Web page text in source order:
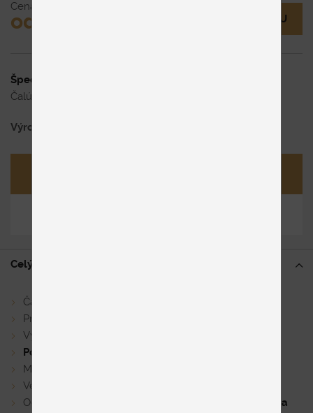
Cena
od € 1,814 MÁM OTÁZKU
Špecifikácia uvedenej ceny
Čalúnená lavica na dizajnovej podnoži.
Výrobca
Celý popis
Čalúnená samostatná
Prešívaný sedák a chrbtová opierka do tvaru štvorcov
Výška sedenia 53 cm, hĺbka sedenia 47 cm
Podnož
Možnosť kontrastného šitia
Veľký výber látok a koží
Očalúnenie produktu je možné
aj v kombinácii látky a